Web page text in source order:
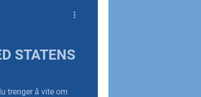
STATENS
trenger å vite om